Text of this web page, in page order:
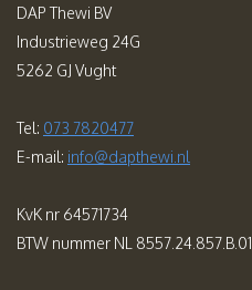
DAP Thewi BV
Industrieweg 24G
5262 GJ Vught
Tel: 073 7820477
E-mail: info@dapthewi.nl
KvK nr 64571734
BTW nummer NL 8557.24.857.B.01